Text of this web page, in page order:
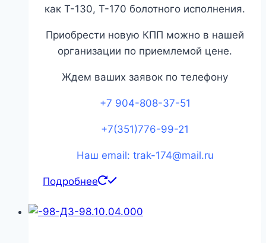
как Т-130, Т-170 болотного исполнения.
Приобрести новую КПП можно в нашей
организации по приемлемой цене.
Ждем ваших заявок по телефону
+7 904-808-37-51
+7(351)776-99-21
Наш email: trak-174@mail.ru
Подробнее